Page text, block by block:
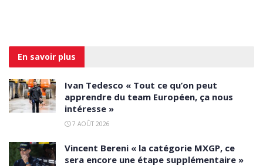
En savoir plus
Ivan Tedesco « Tout ce qu’on peut
apprendre du team Européen, ça nous
intéresse »
7 AOÛT 2026
Vincent Bereni « la catégorie MXGP, ce
sera encore une étape supplémentaire »